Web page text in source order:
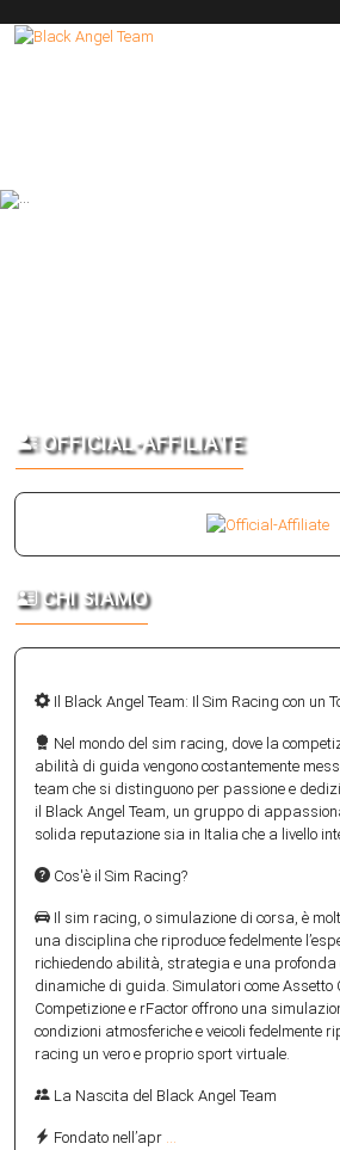
OFFICIAL-AFFILIATE
CHI SIAMO
Il Black Angel Team: Il Sim Racing con un
Nel mondo del sim racing, dove la
abilità di guida vengono costantemente
team che si distinguono per passione e
il Black Angel Team, un gruppo di
solida reputazione sia in Italia che a livello
Cos'è il Sim Racing?
Il sim racing, o simulazione di corsa, è
una disciplina che riproduce fedelmente
richiedendo abilità, strategia e una profonda
dinamiche di guida. Simulatori come Assetto
Competizione e rFactor offrono una
condizioni atmosferiche e veicoli fedelmente
racing un vero e proprio sport virtuale.
La Nascita del Black Angel Team
Fondato nell’apr